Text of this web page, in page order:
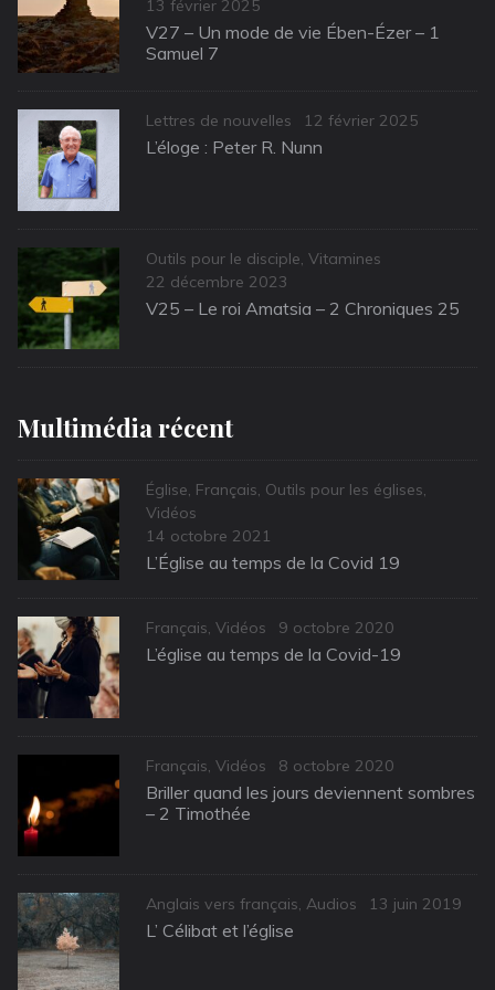
Posted
on
13 février 2025
V27 – Un mode de vie Ében-Ézer – 1
Samuel 7
Categories
Lettres de nouvelles
Posted
on
12 février 2025
L’éloge : Peter R. Nunn
Categories
Outils pour le disciple, Vitamines
Posted
on
22 décembre 2023
V25 – Le roi Amatsia – 2 Chroniques 25
Multimédia récent
Categories
Église, Français, Outils pour les églises,
Vidéos
Posted
on
14 octobre 2021
L’Église au temps de la Covid 19
Categories
Français, Vidéos
Posted
on
9 octobre 2020
L’église au temps de la Covid-19
Categories
Français, Vidéos
Posted
on
8 octobre 2020
Briller quand les jours deviennent sombres
– 2 Timothée
Categories
Anglais vers français, Audios
Posted
13 juin 2019
L’ Célibat et l’église